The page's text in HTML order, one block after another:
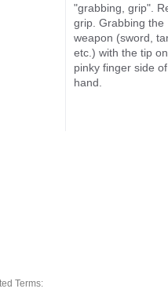
"grabbing, grip".
grip. Grabbing the
weapon (sword,
etc.) with the tip
pinky finger side
hand.
Terms: